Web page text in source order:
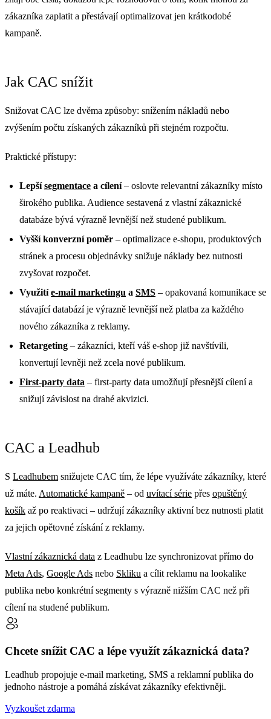
zákazníka zaplatit a přestávají optimalizovat jen krátkodobé
kampaně.
Jak CAC snížit
Snižovat CAC lze dvěma způsoby: snížením nákladů nebo
zvýšením počtu získaných zákazníků při stejném rozpočtu.
Praktické přístupy:
Lepšísegmentace a cílení– oslovte relevantní zákazníky místo
širokého publika. Audience sestavená z vlastní zákaznické
databáze bývá výrazně levnější než studené publikum.
Vyšší konverzní poměr – optimalizace e-shopu, produktových
stránek a procesu objednávky snižuje náklady bez nutnosti
zvyšovat rozpočet.
Využitíe-mail marketingu a SMS – opakovaná komunikace se
stávající databází je výrazně levnější než platba za každého
nového zákazníka z reklamy.
Retargeting – zákazníci, kteří váš e-shop již navštívili,
konvertují levněji než zcela nové publikum.
First-party data – first-party data umožňují přesnější cílení a
snižují závislost na drahé akvizici.
CAC a Leadhub
S Leadhubem snižujete CAC tím, že lépe využíváte zákazníky, které
už máte. Automatické kampaně – od uvítací série přes opuštěný
košík až po reaktivaci – udržují zákazníky aktivní bez nutnosti platit
za jejich opětovné získání z reklamy.
Vlastní zákaznická data z Leadhubu lze synchronizovat přímo do
Meta Ads, Google Ads nebo Skliku a cílit reklamu na lookalike
publika nebo konkrétní segmenty s výrazně nižším CAC než při
cílení na studené publikum.
Chcete snížit CAC a lépe využít zákaznická data?
Leadhub propojuje e-mail marketing, SMS a reklamní publika do
jednoho nástroje a pomáhá získávat zákazníky efektivněji.
Vyzkoušet zdarma